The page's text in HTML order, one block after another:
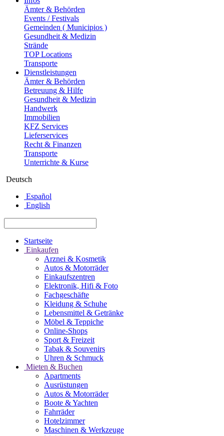
Ämter & Behörden
Events / Festivals
Gemeinden ( Municipios )
Gesundheit & Medizin
Strände
TOP Locations
Transporte
Dienstleistungen
Ämter & Behörden
Betreuung & Hilfe
Gesundheit & Medizin
Handwerk
Immobilien
KFZ Services
Lieferservices
Recht & Finanzen
Transporte
Unterrichte & Kurse
Deutsch
Español
English
Startseite
Einkaufen
Arznei & Kosmetik
Autos & Motorräder
Einkaufszentren
Elektronik, Hifi & Foto
Fachgeschäfte
Kleidung & Schuhe
Lebensmittel & Getränke
Möbel & Teppiche
Online-Shops
Sport & Freizeit
Tabak & Souvenirs
Uhren & Schmuck
Mieten & Buchen
Apartments
Ausrüstungen
Autos & Motorräder
Boote & Yachten
Fahrräder
Hotelzimmer
Maschinen & Werkzeuge